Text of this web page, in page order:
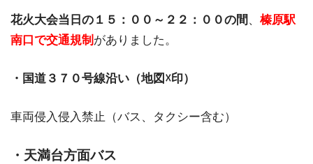
花火大会当日の１５：００～２２：００の間 、 榛原駅
南口で交通規制 がありました。
・国道３７０号線沿い（地図☓印）
車両侵入侵入禁止（バス、タクシー含む）
・天満台方面バス